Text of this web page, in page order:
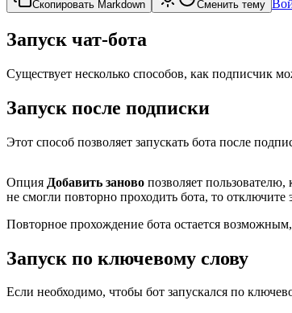
Скопировать Markdown Сменить тему
Запуск чат-бота
Существует несколько способов, как подписчик
Запуск после подписки
Этот способ позволяет запускать бота после
Опция Добавить заново позволяет
не смогли повторно проходить бота, то отключите
Повторное прохождение бота остается
Запуск по ключевому слову
Если необходимо, чтобы бот запускался по